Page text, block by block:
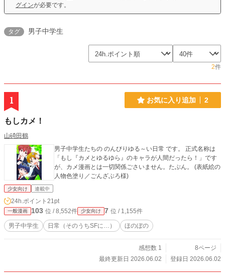
グインが必要です。
タグ 男子中学生
2件
1 お気に入り追加 2
もしカメ！
山碕田鶴
男子中学生たちの のんびりゆる～い日常 です。 正式名称は
「もし『カメとゆるゆら』のキャラが人間だったら！」です
が、カメ漫画とは一切関係ごさいません。たぶん。 (表紙絵の
人物色塗り／ごんざぶろ様)
少女向け 連載中
24h.ポイント 21pt
一般漫画 103 位 / 8,552件 少女向け 7 位 / 1,155件
男子中学生 日常（そのうちSFに…） ほのぼの
感想数 1
8ページ
最終更新日 2026.06.02
登録日 2026.06.02